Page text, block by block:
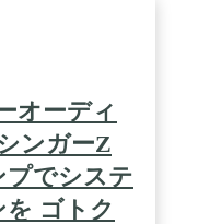
オーディ
ンガーZ
プでシステ
ゴトク